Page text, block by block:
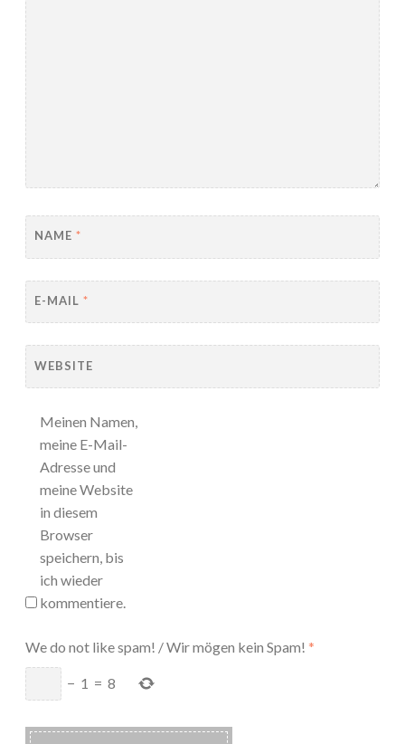
NAME *
E-MAIL *
WEBSITE
Meinen Namen,
meine E-Mail-
Adresse und
meine Website
in diesem
Browser
speichern, bis
ich wieder
kommentiere.
We do not like spam! / Wir mögen kein Spam! *
− 1 = 8